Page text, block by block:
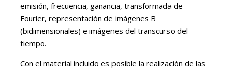
emisión, frecuencia, ganancia, transformada de
Fourier, representación de imágenes B
(bidimensionales) e imágenes del transcurso del
tiempo.
Con el material incluido es posible la realización de las